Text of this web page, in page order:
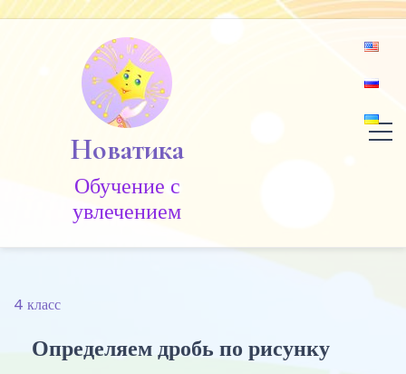
Skip
Новатика
Обучение c
увлечением
4 класс
Определяем дробь по рисунку